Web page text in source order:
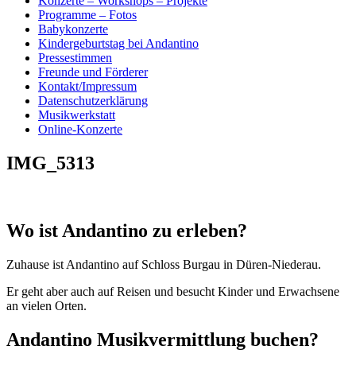
Programme – Fotos
Babykonzerte
Kindergeburtstag bei Andantino
Pressestimmen
Freunde und Förderer
Kontakt/Impressum
Datenschutzerklärung
Musikwerkstatt
Online-Konzerte
IMG_5313
Wo ist Andantino zu erleben?
Zuhause ist Andantino auf Schloss Burgau in Düren-Niederau.
Er geht aber auch auf Reisen und besucht Kinder und Erwachsene
an vielen Orten.
Andantino Musikvermittlung buchen?